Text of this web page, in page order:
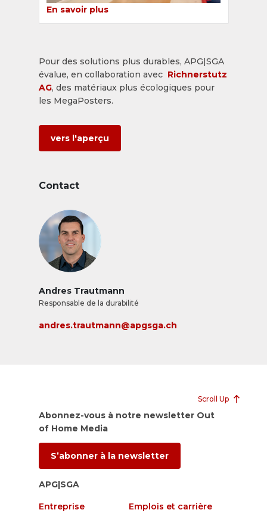
En savoir plus
Pour des solutions plus durables, APG|SGA
évalue, en collaboration avec Richnerstutz
AG, des matériaux plus écologiques pour
les MegaPosters.
vers l'aperçu
Contact
Andres Trautmann
Responsable de la durabilité
andres.trautmann@apgsga.ch
Scroll Up
Abonnez-vous à notre newsletter Out
of Home Media
S’abonner à la newsletter
APG|SGA
Entreprise Emplois et carrière